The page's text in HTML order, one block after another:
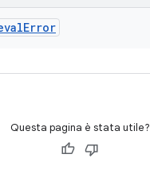
Error
Questa pagina è stata utile?